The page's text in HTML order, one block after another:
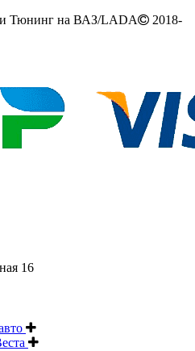
Тюнинг на ВАЗ/LADA
2018-
16